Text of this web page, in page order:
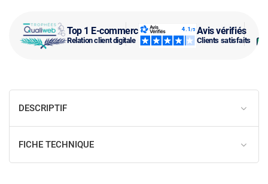
Top 1 E-commerce
Relation client digitale
Avis vérifiés
Clients satisfaits
DESCRIPTIF
FICHE TECHNIQUE